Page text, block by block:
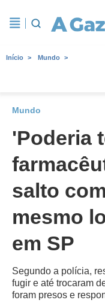
Início Mundo
Mundo
'Poderia
salto
mesmo
em SP
Segundo a polícia,
fugir e até trocaram
foram presos e